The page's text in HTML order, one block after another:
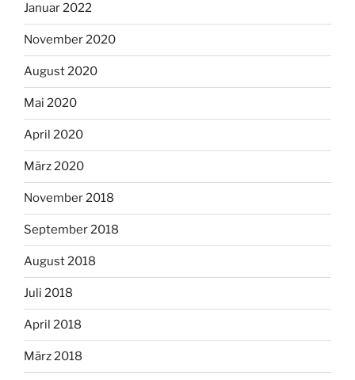
Januar 2022
November 2020
August 2020
Mai 2020
April 2020
März 2020
November 2018
September 2018
August 2018
Juli 2018
April 2018
März 2018